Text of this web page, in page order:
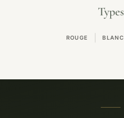
Types
ROUGE BLANC